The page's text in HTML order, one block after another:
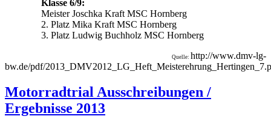
Klasse 6/9:
Meister Joschka Kraft MSC Hornberg
2. Platz Mika Kraft MSC Hornberg
3. Platz Ludwig Buchholz MSC Hornberg
Quelle: http://www.dmv-lg-
bw.de/pdf/
Motorradtrial Ausschreibungen /
Ergebnisse 2013